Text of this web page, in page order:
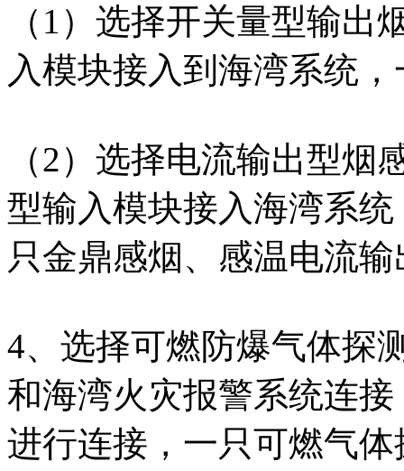
（1）选择开关量型输出
入模块接入到海湾系统
（2）选择电流输出型烟
型输入模块接入海湾系
只金鼎感烟、感温电流
4、选择可燃防爆气体探
和海湾火灾报警系统连
进行连接，一只可燃气